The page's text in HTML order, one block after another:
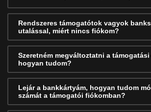
Rendszeres támogatótok vagyok
utalással, miért nincs fiókom?
Szeretném megváltoztatni a
hogyan tudom?
Lejár a bankkártyám, hogyan tudom
számát a támogatói fiókomban?